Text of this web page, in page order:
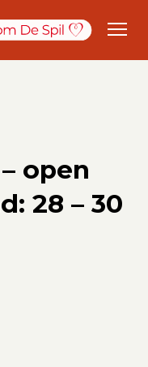
open
28 – 30